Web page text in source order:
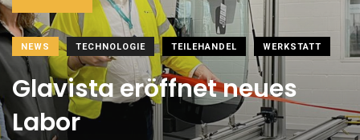
NEWS TECHNOLOGIE TEILEHANDEL WERKSTATT
Glavista eröffnet neues
Labor